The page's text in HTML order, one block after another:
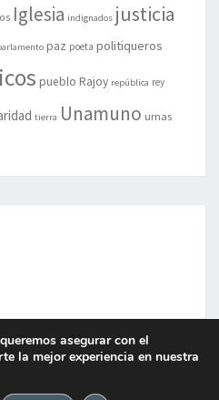
Iglesia indignados justicia
paz poeta politiqueros
pueblo Rajoy república rey
tierra Unamuno urnas
asegurar con el
la mejor experiencia en nuestra